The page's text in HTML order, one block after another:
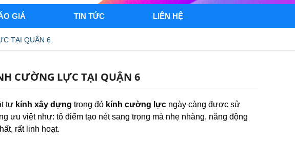
GIÁ TIN TỨC LIÊN HỆ
TẠI QUẬN 6
CƯỜNG LỰC TẠI QUẬN 6
tư kính xây dựng trong đó kính cường lực ngày càng được sử
ưu việt như: tô điểm tạo nét sang trọng mà nhẹ nhàng, năng động
rất linh hoạt.